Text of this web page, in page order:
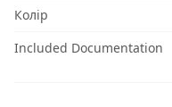
Колір
Included Documentation